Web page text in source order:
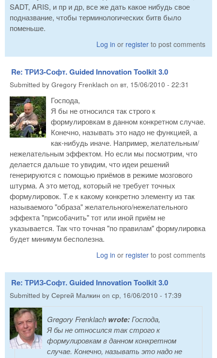
SADT, ARIS, и пр и др, все же дать какое нибудь свое
подназвание, чтобы терминологических битв было
поменьше.
Log in or register to post comments
Re: ТРИЗ-Софт. Guided Innovation Toolkit 3.0
Submitted by Gregory Frenklach on вт, 15/06/2010 - 22:31
Господа,
Я бы не относился так строго к
формулировкам в данном конкретном случае.
Конечно, называть это надо не функцией, а
как-нибудь иначе. Например, желательным/
нежелательным эффектом. Но если мы посмотрим, что
делается дальше то увидим, что идеи решений
генерируются с помощью приёмов в режиме мозгового
штурма. А это метод, который не требует точных
формулировок. Т.е к какому конкретно элементу из так
называемого "образа" желательного/нежелательного
эффекта "присобачить" тот или иной приём не
указывается. Так что точная "по правилам" формулировка
будет минимум бесполезна.
Log in or register to post comments
Re: ТРИЗ-Софт. Guided Innovation Toolkit 3.0
Submitted by Сергей Малкин on ср, 16/06/2010 - 17:39
Gregory Frenklach wrote:Господа,
Я бы не относился так строго к
формулировкам в данном конкретном
случае. Конечно, называть это надо не